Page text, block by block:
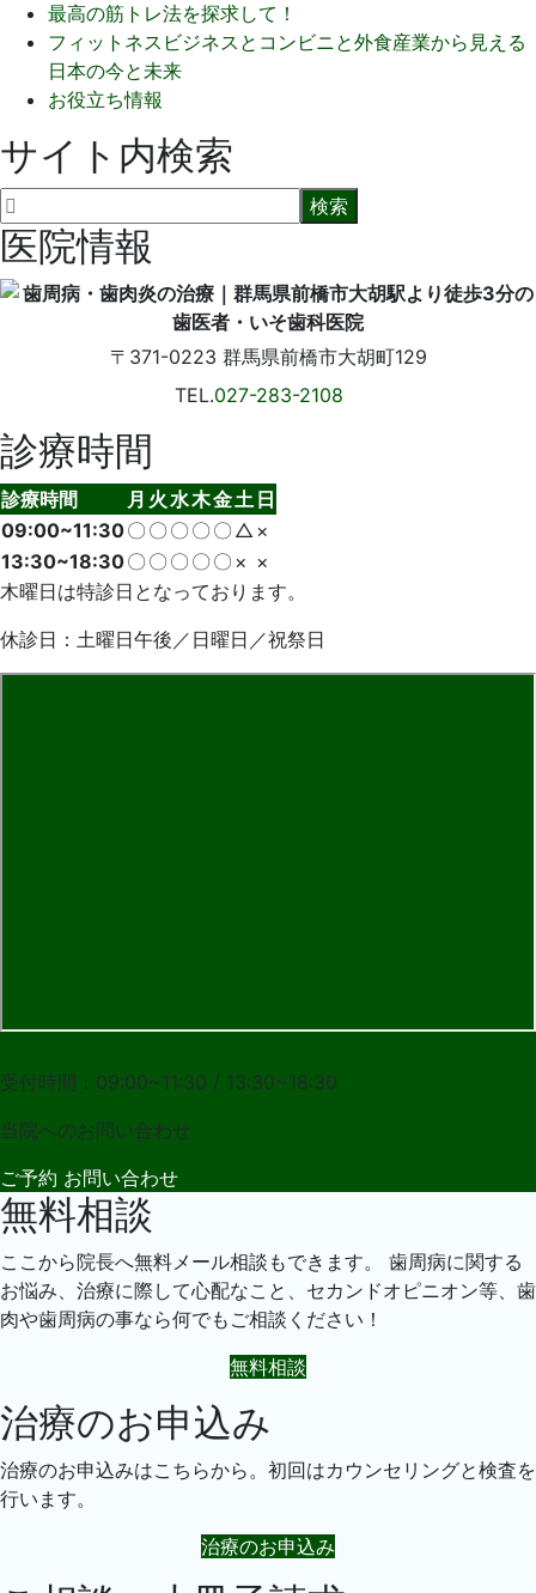
最高の筋トレ法を探求して！
フィットネスビジネスとコンビニと外食産業から見える
日本の今と未来
お役立ち情報
サイト内検索
医院情報
〒371-0223 群馬県前橋市大胡町129
TEL.027-283-2108
診療時間
診療時間 月 火水木金土 日
09:00~11:30〇 〇 〇 〇 〇 △ ×
13:30~18:30〇 〇 〇 〇 〇 × ×
木曜日は特診日となっております。
休診日：土曜日午後／日曜日／祝祭日
受付時間：09:00~11:30 / 13:30~18:30
当院へのお問い合わせ
ご予約 お問い合わせ
無料相談
ここから院長へ無料メール相談もできます。 歯周病に関する
お悩み、治療に際して心配なこと、セカンドオピニオン等、歯
肉や歯周病の事なら何でもご相談ください！
無料相談
治療のお申込み
治療のお申込みはこちらから。初回はカウンセリングと検査を
行います。
治療のお申込み